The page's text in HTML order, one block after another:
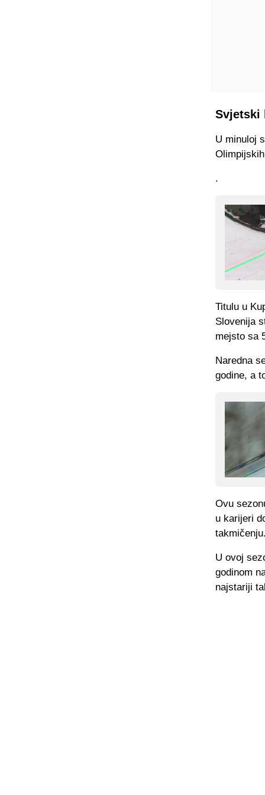
Svjetski
U minuloj
.
Titulu u
Slovenija
mejsto sa
Naredna
godine, a
Ovu
u karijeri
U ovoj
godinom
najstariji